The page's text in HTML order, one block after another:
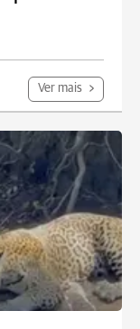
Ver mais